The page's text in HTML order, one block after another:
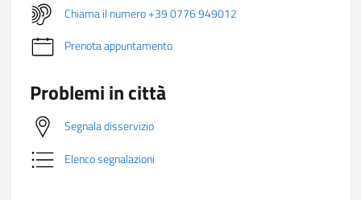
Chiama il numero +39 0776 949012
Prenota appuntamento
Problemi in città
Segnala disservizio
Elenco segnalazioni